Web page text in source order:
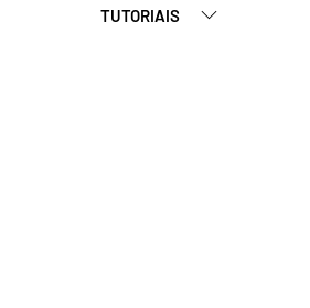
TUTORIAIS